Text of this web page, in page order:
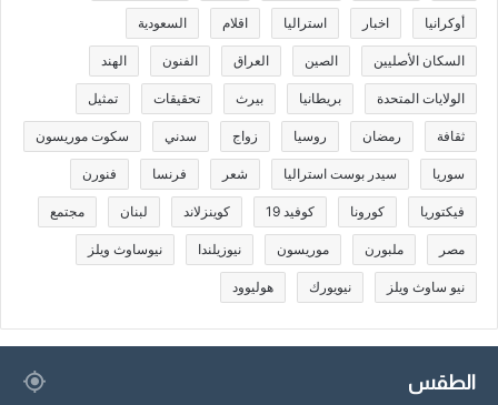
أوكرانيا اخبار استراليا اقلام السعودية
السكان الأصليين الصين العراق الفنون الهند
الولايات المتحدة بريطانيا بيرث تحقيقات تمثيل
ثقافة رمضان روسيا زواج سدني سكوت موريسون
سوريا سيدر بوست استراليا شعر فرنسا فنورن
فيكتوريا كورونا كوفيد 19 كوينزلاند لبنان مجتمع
مصر ملبورن موريسون نيوزيلندا نيوساوث ويلز
نيو ساوث ويلز نيويورك هوليوود
الطقس